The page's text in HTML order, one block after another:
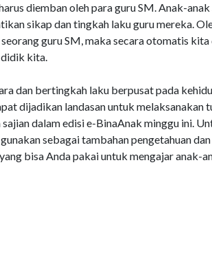
diemban oleh para guru SM. Anak-
sikap dan tingkah laku guru mereka.
guru SM, maka secara otomatis
kita.
dan bertingkah laku berpusat pada
dijadikan landasan untuk melaksanakan
dalam edisi e-BinaAnak minggu ini.
sebagai tambahan pengetahuan
bisa Anda pakai untuk mengajar anak-